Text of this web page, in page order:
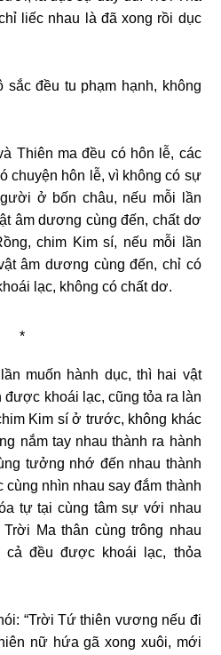
liếc nhau là đã xong rồi dục
đều tu phạm hạnh, không
Thiên ma đều có hôn lễ, các
chuyện hôn lễ, vì không có sự
ở bốn châu, nếu mỗi lần
âm dương cùng đến, chất dơ
chim Kim sí, nếu mỗi lần
âm dương cùng đến, chỉ có
lạc, không có chất dơ.
*
muốn hành dục, thì hai vật
khoái lạc, cũng tỏa ra làn
Kim sí ở trước, không khác
nắm tay nhau thành ra hành
tưởng nhớ đến nhau thành
cùng nhìn nhau say đắm thành
tự tại cùng tâm sự với nhau
Ma thân cùng trông nhau
cả đều được khoái lạc, thỏa
“Trời Tứ thiên vương nếu đi
nữ hứa gã xong xuôi, mới